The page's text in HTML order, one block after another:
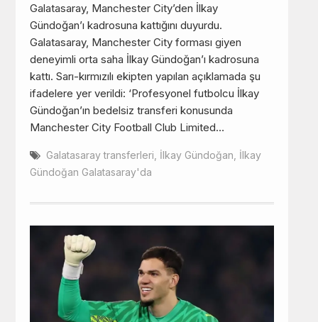
Galatasaray, Manchester City’den İlkay
Gündoğan’ı kadrosuna kattığını duyurdu.
Galatasaray, Manchester City forması giyen
deneyimli orta saha İlkay Gündoğan’ı kadrosuna
kattı. Sarı-kırmızılı ekipten yapılan açıklamada şu
ifadelere yer verildi: ‘Profesyonel futbolcu İlkay
Gündoğan’ın bedelsiz transferi konusunda
Manchester City Football Club Limited…
Galatasaray transferleri İlkay Gündoğan İlkay
Gündoğan Galatasaray'da